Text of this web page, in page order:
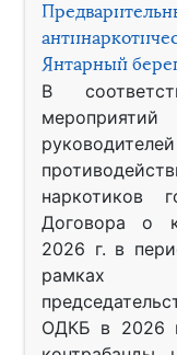
Янтарный
В
наркотиков
Договора о
2026 г. в
рамках
ОДКБ в 2026